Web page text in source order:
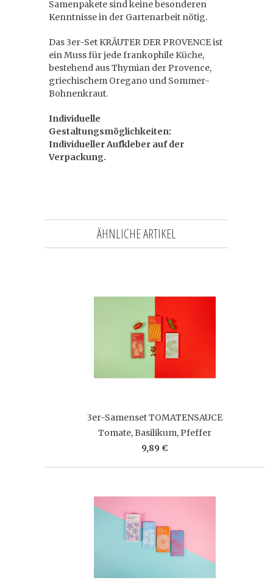
Samenpakete sind keine besonderen
Kenntnisse in der Gartenarbeit nötig.
Das 3er-Set KRÄUTER DER PROVENCE ist
ein Muss für jede frankophile Küche,
bestehend aus Thymian der Provence,
griechischem Oregano und Sommer-
Bohnenkraut.
Individuelle
Gestaltungsmöglichkeiten:
Individueller Aufkleber auf der
Verpackung.
ÄHNLICHE ARTIKEL
3er-Samenset TOMATENSAUCE
Tomate, Basilikum, Pfeffer
9,89 €